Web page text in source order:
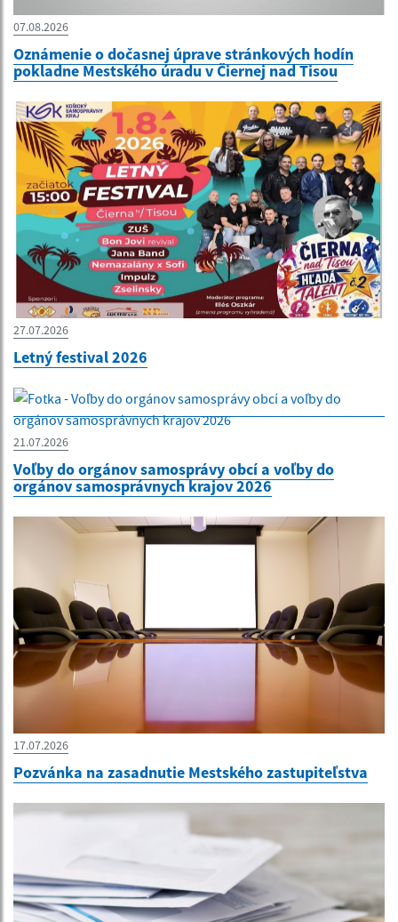
07.08.2026
Oznámenie o dočasnej úprave stránkových hodín
pokladne Mestského úradu v Čiernej nad Tisou
27.07.2026
Letný festival 2026
21.07.2026
Voľby do orgánov samosprávy obcí a voľby do
orgánov samosprávnych krajov 2026
17.07.2026
Pozvánka na zasadnutie Mestského zastupiteľstva